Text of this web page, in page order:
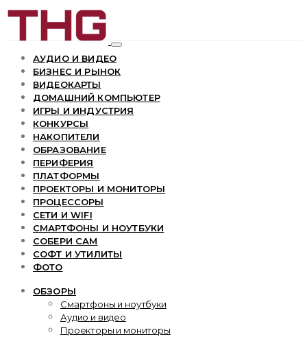
АУДИО И ВИДЕО
БИЗНЕС И РЫНОК
ВИДЕОКАРТЫ
ДОМАШНИЙ КОМПЬЮТЕР
ИГРЫ И ИНДУСТРИЯ
КОНКУРСЫ
НАКОПИТЕЛИ
ОБРАЗОВАНИЕ
ПЕРИФЕРИЯ
ПЛАТФОРМЫ
ПРОЕКТОРЫ И МОНИТОРЫ
ПРОЦЕССОРЫ
СЕТИ И WIFI
СМАРТФОНЫ И НОУТБУКИ
СОБЕРИ САМ
СОФТ И УТИЛИТЫ
ФОТО
ОБЗОРЫ
Смартфоны и ноутбуки
Аудио и видео
Проекторы и мониторы